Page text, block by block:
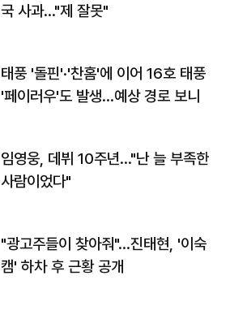
국 사과…"제 잘못"
태풍 '돌핀'·'찬홈'에 이어 16호 태풍
'페이러우'도 발생…예상 경로 보니
임영웅, 데뷔 10주년…"난 늘 부족한
사람이었다"
"광고주들이 찾아줘"…진태현, '이숙
캠' 하차 후 근황 공개